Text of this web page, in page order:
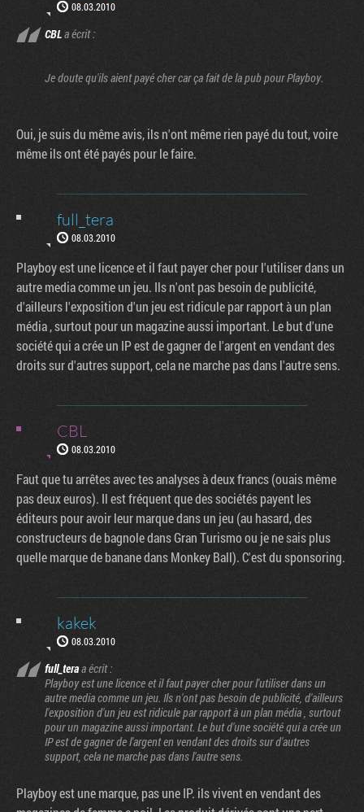
08.03.2010
CBLa écrit :
Je doute qu'ils aient payé cher car ça fait de la pub pour Playboy.
Oui, je suis du même avis, ils n'ont même rien payé du tout, voire
même ils ont été payés pour le faire.
full_tera
08.03.2010
Playboy est une licence et il faut payer cher pour l'utiliser dans un
autre media comme un jeu. Ils n'ont pas besoin de publicité,
d'ailleurs l'exposition d'un jeu est ridicule par rapport à un plan
média , surtout pour un magazine aussi important. Le but d'une
société qui a crée un IP est de gagner de l'argent en vendant des
droits sur d'autres support, cela ne marche pas dans l'autre sens.
CBL
08.03.2010
Faut que tu arrêtes avec tes analyses à deux francs (ouais même
pas deux euros). Il est fréquent que des sociétés payent les
éditeurs pour avoir leur marque dans un jeu (au hasard, des
constructeurs de bagnole dans Gran Turismo ou je ne sais plus
quelle marque de banane dans Monkey Ball). C'est du sponsoring.
kakek
08.03.2010
full_teraa écrit :
Playboy est une licence et il faut payer cher pour l'utiliser dans un
autre media comme un jeu. Ils n'ont pas besoin de publicité, d'ailleurs
l'exposition d'un jeu est ridicule par rapport à un plan média , surtout
pour un magazine aussi important. Le but d'une société qui a crée un
IP est de gagner de l'argent en vendant des droits sur d'autres
support, cela ne marche pas dans l'autre sens.
Playboy est une marque, pas une IP. ils vivent en vendant des